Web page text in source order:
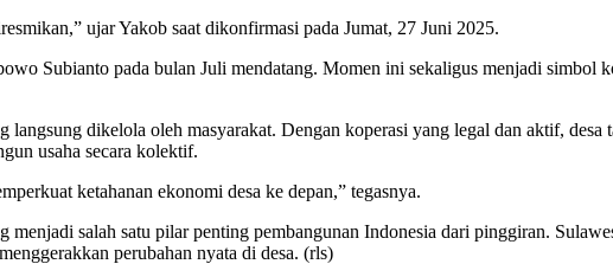
ujar Yakob saat dikonfirmasi pada Jumat, 27 Juni 2025.
Subianto pada bulan Juli mendatang. Momen ini sekaligus menjadi simbol
dikelola oleh masyarakat. Dengan koperasi yang legal dan aktif, desa
usaha secara kolektif.
ketahanan ekonomi desa ke depan,” tegasnya.
menjadi salah satu pilar penting pembangunan Indonesia dari pinggiran.
perubahan nyata di desa. (rls)